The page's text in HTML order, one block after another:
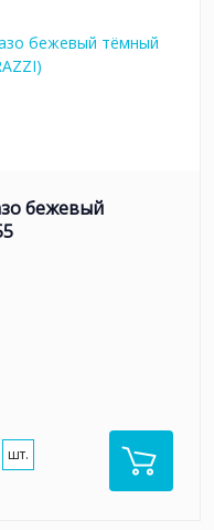
бежевый
шт.